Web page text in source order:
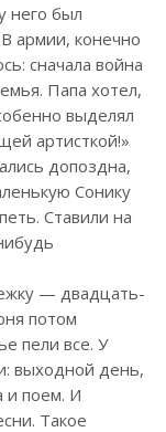
него был
армии, конечно
сначала война
Папа хотел,
выделял
артисткой!»
допоздна,
Сонику
Ставили на
— двадцать-
потом
пели все. У
выходной день,
и поем. И
Такое